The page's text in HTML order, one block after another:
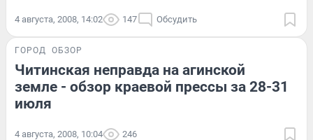
4 августа, 2008, 14:02 147 Обсудить
ГОРОД ОБЗОР
Читинская неправда на агинской
земле - обзор краевой прессы за 28-31
июля
4 августа, 2008, 10:04 246